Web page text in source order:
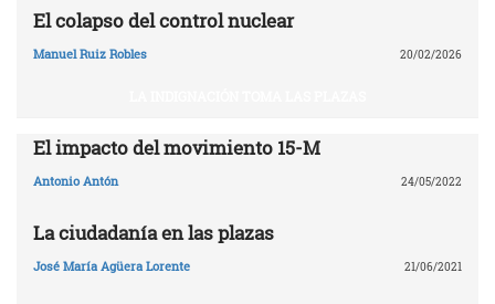
El colapso del control nuclear
Manuel Ruiz Robles 20/02/2026
El impacto del movimiento 15-M
Antonio Antón 24/05/2022
La ciudadanía en las plazas
José María Agüera Lorente 21/06/2021